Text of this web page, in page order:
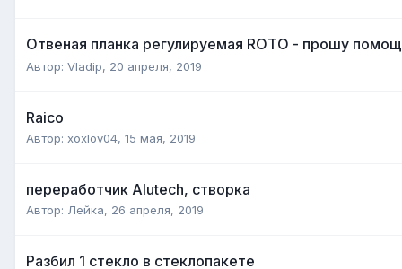
Отвеная планка регулируемая ROTO - прошу
Автор: Vladip, 20 апреля, 2019
Raico
Автор: xoxlov04, 15 мая, 2019
переработчик Alutech, створка
Автор: Лейка, 26 апреля, 2019
Разбил 1 стекло в стеклопакете